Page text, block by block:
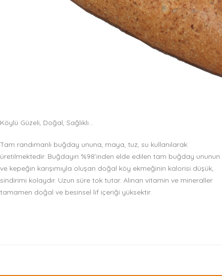
Köylü Güzeli, Doğal, Sağlıklı...
Tam randımanlı buğday ununa, maya, tuz, su kullanılarak
üretilmektedir. Buğdayın %98’inden elde edilen tam buğday ununun
ve kepeğin karışımıyla oluşan doğal köy ekmeğinin kalorisi düşük,
sindirimi kolaydır. Uzun süre tok tutar. Alınan vitamin ve mineraller
tamamen doğal ve besinsel lif içeriği yüksektir.